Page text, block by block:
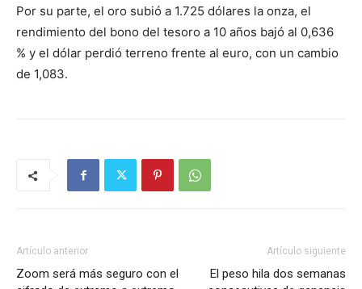
Por su parte, el oro subió a 1.725 dólares la onza, el
rendimiento del bono del tesoro a 10 años bajó al 0,636
% y el dólar perdió terreno frente al euro, con un cambio
de 1,083.
Artículo anterior
Zoom será más seguro con el
Artículo siguiente
El peso hila dos semanas